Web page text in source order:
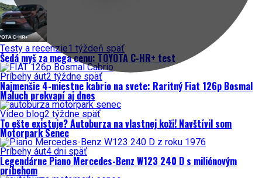
Testy a recenzie1 týždeň späť
Šedá myš za mega cenu: TOYOTA C-HR+ test
Príbehy áut2 týždne späť
Najmenšie 4-miestne kabrio na svete: Raritný Fiat 126p Bosmal
Maluch prekvapí aj dnes
Video blog2 týždne späť
To ešte existuje? Autoburza na vlastnej koži! Navštívil som
Motorpark Senec
Príbehy áut4 dni späť
Legendárne Piano Mercedes-Benz W123 240 D s miliónovým
príbehom